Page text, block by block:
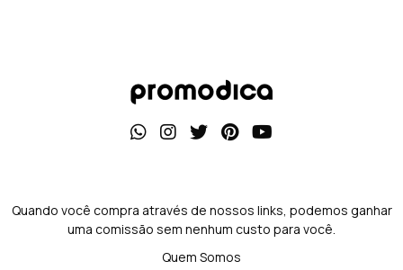
Quando você compra através de nossos links, podemos ganhar
uma comissão sem nenhum custo para você.
Quem Somos